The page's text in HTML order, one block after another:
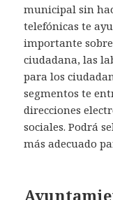
municipal sin
telefónicas te
importante
ciudadana, las
para los
segmentos te
direcciones
sociales. Podrá
más adecuado